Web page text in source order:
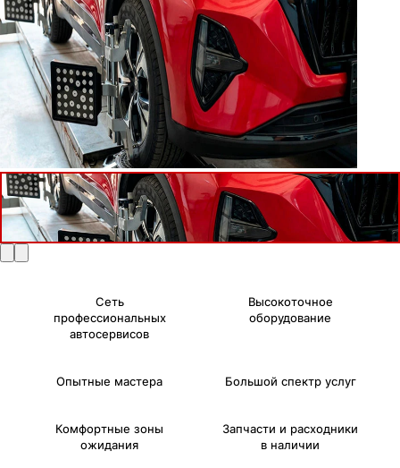
Сеть
профессиональных
автосервисов
Высокоточное
оборудование
Опытные мастера Большой спектр услуг
Комфортные зоны
ожидания
Запчасти и расходники
в наличии